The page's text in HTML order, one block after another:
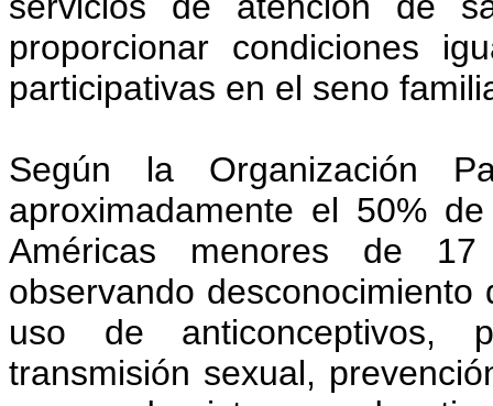
proporcionar condiciones
participativas en el seno
Según la Organización
aproximadamente el 50%
Américas menores de
observando
uso de anticonceptivos,
transmisión sexual,